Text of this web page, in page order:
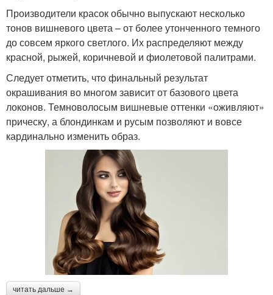
Производители красок обычно выпускают несколько
тонов вишневого цвета – от более утонченного темного
до совсем яркого светлого. Их распределяют между
красной, рыжей, коричневой и фиолетовой палитрами.
Следует отметить, что финальный результат
окрашивания во многом зависит от базового цвета
локонов. Темноволосым вишневые оттенки «оживляют»
прическу, а блондинкам и русым позволяют и вовсе
кардинально изменить образ.
читать дальше →